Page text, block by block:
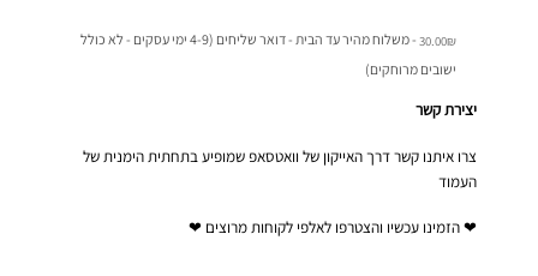
30.00₪
- משלוח מהיר עד הבית - דואר שליחים (4-9 ימי עסקים - לא כולל
ישובים מרוחקים)
יצירת קשר
צרו איתנו קשר דרך האייקון של וואטסאפ שמופיע בתחתית הימנית של
העמוד
❤ הזמינו עכשיו והצטרפו לאלפי לקוחות מרוצים ❤